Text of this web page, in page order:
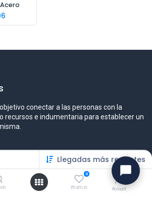
Llegadas más recientes
0
Wishlist Account
conectar a las personas con la
recursos e indumentaria para establecer un